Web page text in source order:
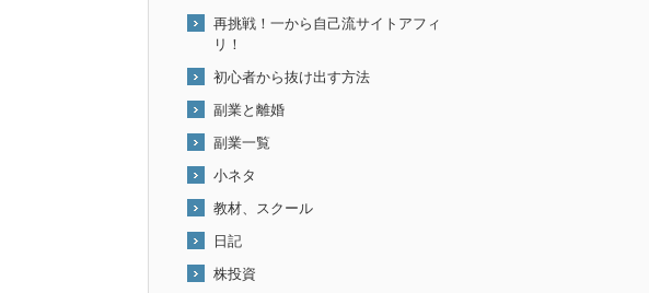
再挑戦！一から自己流サイトアフィ
リ！
初心者から抜け出す方法
副業と離婚
副業一覧
小ネタ
教材、スクール
日記
株投資